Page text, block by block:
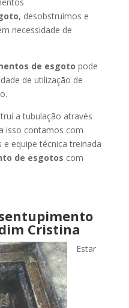
, desobstruímos e
necessidade de
de esgoto pode
de utilização de
a tubulação através
isso contamos com
equipe técnica treinada
de esgotos com
Cristina
Estar